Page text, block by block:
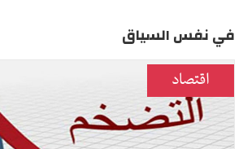
في نفس السياق
اقتصاد